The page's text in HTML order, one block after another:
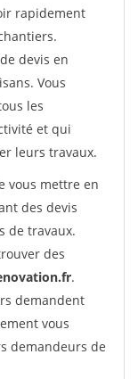
rapidement
devis en
Vous
les
et qui
leurs travaux.
vous mettre en
des devis
de travaux.
des
.
demandent
vous
demandeurs de